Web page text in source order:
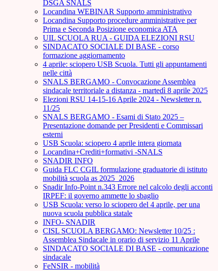
DSGA SNALS
Locandina WEBINAR Supporto amministrativo
Locandina Supporto procedure amministrative per
Prima e Seconda Posizione economica ATA
UIL SCUOLA RUA - GUIDA ELEZIONI RSU
SINDACATO SOCIALE DI BASE - corso
formazione aggiornamento
4 aprile: sciopero USB Scuola. Tutti gli appuntamenti
nelle città
SNALS BERGAMO - Convocazione Assemblea
sindacale territoriale a distanza - martedì 8 aprile 2025
Elezioni RSU 14-15-16 Aprile 2024 - Newsletter n.
11/25
SNALS BERGAMO - Esami di Stato 2025 –
Presentazione domande per Presidenti e Commissari
esterni
USB Scuola: sciopero 4 aprile intera giornata
Locandina+Crediti+formativi -SNALS
SNADIR INFO
Guida FLC CGIL formulazione graduatorie di istituto
mobilità scuola as 2025_2026
Snadir Info-Point n.343 Errore nel calcolo degli acconti
IRPEF: il governo ammette lo sbaglio
USB Scuola: verso lo sciopero del 4 aprile, per una
nuova scuola pubblica statale
INFO- SNADIR
CISL SCUOLA BERGAMO: Newsletter 10/25 :
Assemblea Sindacale in orario di servizio 11 Aprile
SINDACATO SOCIALE DI BASE - comunicazione
sindacale
FeNSIR - mobilità